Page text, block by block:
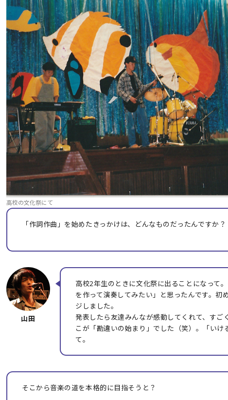
高校の文化祭にて
「作詞作曲」を始めたきっかけは、どんなものだったんですか？
高校2年生のときに文化祭に出ることになって
を作って演奏してみたい」と思ったんです。初
ジしました。
発表したら友達みんなが感動してくれて、すご
こが「勘違いの始まり」でした（笑）。「いけ
て。
そこから音楽の道を本格的に目指そうと？